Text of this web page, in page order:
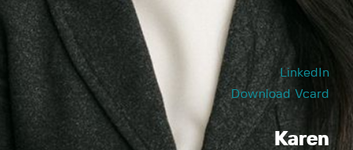
LinkedIn
Download Vcard
Karen